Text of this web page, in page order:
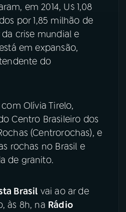
em 2014, U$ 1,08
por 1,85 milhão de
crise mundial e
em expansão,
do
Olívia Tirelo,
Centro Brasileiro dos
(Centrorochas), e
rochas no Brasil e
de granito.
Brasil vai ao ar de
às 8h, na Rádio